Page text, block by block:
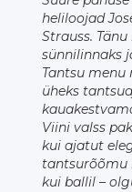
heliloojad
Strauss.
sünnilinnaks
Tantsu
üheks
Viini valss
kui ajatut
tantsurõõmu
kui ballil –